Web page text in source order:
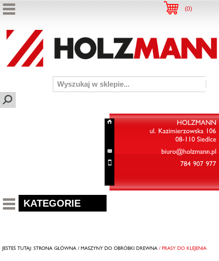
(0)
HOLZMANN
Kazimierzowska 106
biuro@holzmann.pl
KATEGORIE